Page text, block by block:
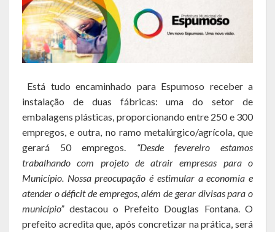
Fazenda
Agricultura e Meio Ambiente
Assistência Social e Habitação
Coordenação e Planejamento
Obras e Serviços Urbanos
Saúde
Transportes e Trânsito
Geral do Governo
Está tudo encaminhado para Espumoso receber a
instalação de duas fábricas: uma do setor de
embalagens plásticas, proporcionando entre 250 e 300
empregos, e outra, no ramo metalúrgico/agrícola, que
gerará 50 empregos. “Desde fevereiro estamos
trabalhando com projeto de atrair empresas para o
Município. Nossa preocupação é estimular a economia e
atender o déficit de empregos, além de gerar divisas para o
município”destacou o Prefeito Douglas Fontana. O
prefeito acredita que, após concretizar na prática, será